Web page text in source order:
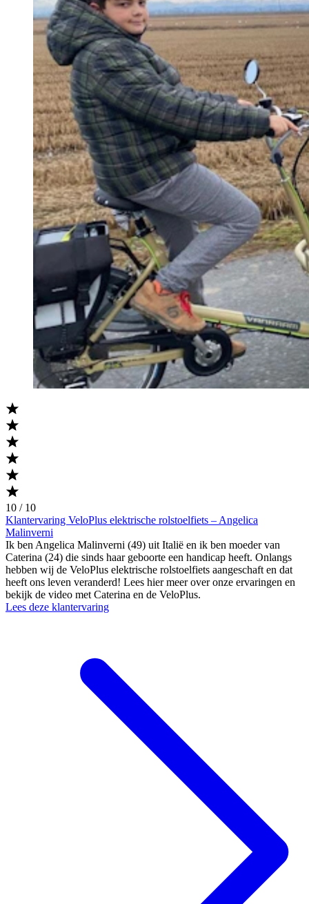
10 / 10
Klantervaring VeloPlus elektrische rolstoelfiets – Angelica
Malinverni
Ik ben Angelica Malinverni (49) uit Italië en ik ben moeder van
Caterina (24) die sinds haar geboorte een handicap heeft. Onlangs
hebben wij de VeloPlus elektrische rolstoelfiets aangeschaft en dat
heeft ons leven veranderd! Lees hier meer over onze ervaringen en
bekijk de video met Caterina en de VeloPlus.
Lees deze klantervaring